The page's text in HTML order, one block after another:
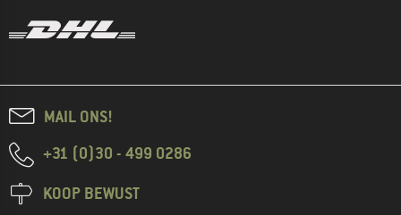
MAIL ONS!
+31 (0)30 - 499 0286
KOOP BEWUST